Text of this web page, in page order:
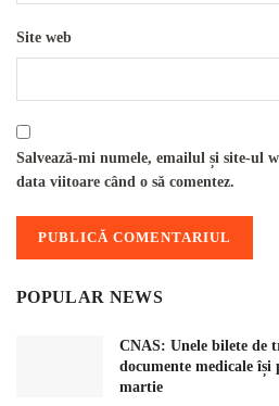
Site web
Salvează-mi numele, emailul și site-ul
data viitoare când o să comentez.
POPULAR NEWS
CNAS: Unele bilete de
documente medicale
martie